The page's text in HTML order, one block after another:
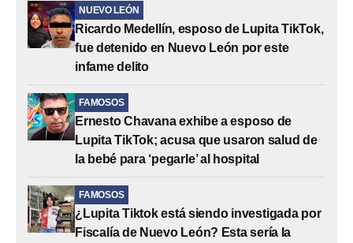
NUEVO LEÓN
Ricardo Medellín, esposo de Lupita TikTok,
fue detenido en Nuevo León por este
infame delito
FAMOSOS
Ernesto Chavana exhibe a esposo de
Lupita TikTok; acusa que usaron salud de
la bebé para ‘pegarle’ al hospital
FAMOSOS
¿Lupita Tiktok está siendo investigada por
Fiscalía de Nuevo León? Esta sería la